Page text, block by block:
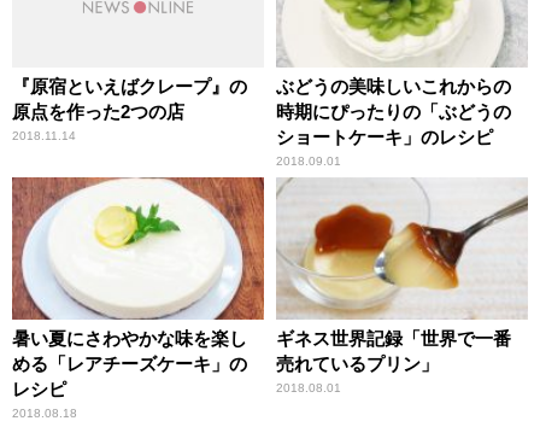
『原宿といえばクレープ』の
原点を作った2つの店
2018.11.14
ぶどうの美味しいこれからの
時期にぴったりの「ぶどうの
ショートケーキ」のレシピ
2018.09.01
暑い夏にさわやかな味を楽し
める「レアチーズケーキ」の
レシピ
2018.08.18
ギネス世界記録「世界で一番
売れているプリン」
2018.08.01